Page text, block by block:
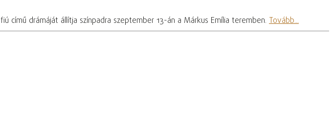
című drámáját állítja színpadra szeptember 13-án a Márkus Emília teremben. Tovább...